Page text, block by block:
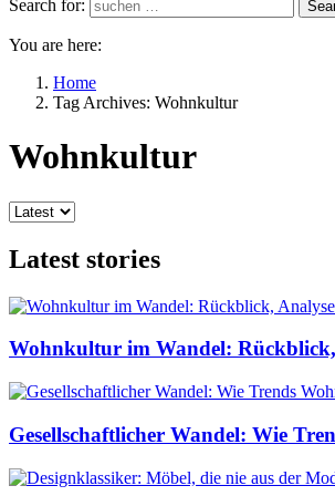
Search for:
You are here:
Home
Tag Archives: Wohnkultur
Wohnkultur
Latest stories
Wohnkultur im Wandel:
Gesellschaftlicher Wandel: Wie